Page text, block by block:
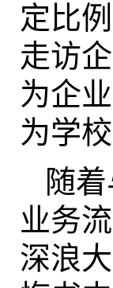
定比
走访
为企
为学校
随
业务
深浪